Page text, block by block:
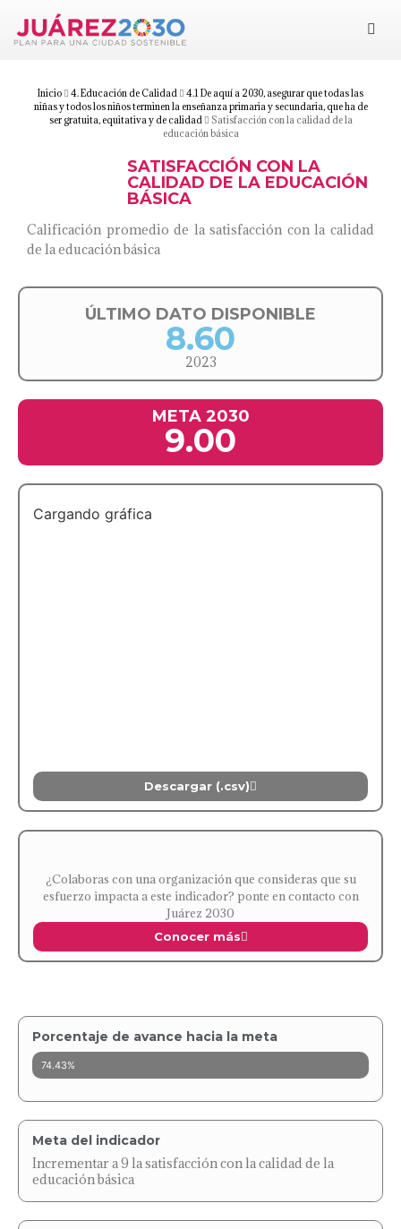
Objetivos
Suma tu esfuerzo
Documentos
Blog
Inicio 4. Educación de Calidad
4.1 De aquí a 2030, asegurar que todas las
niñas y todos los niños terminen la enseñanza primaria y secundaria, que ha de
ser gratuita, equitativa y de calidad
Satisfacción con la calidad de la
educación básica
SATISFACCIÓN CON LA
CALIDAD DE LA EDUCACIÓN
BÁSICA
Calificación promedio de la satisfacción con la calidad
de la educación básica
Porcentaje de avance hacia la meta
74.43%
Meta del indicador
Incrementar a 9 la satisfacción con la calidad de la
educación básica
ÚLTIMO DATO DISPONIBLE
8.60
2023
META 2030
9.00
Cargando gráfica
Descargar (.csv)
¿Colaboras con una organización que consideras que su
esfuerzo impacta a este indicador? ponte en contacto con
Juárez 2030
Conocer más